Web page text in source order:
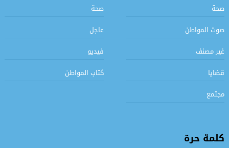
صحة
صحة
صوت المواطن
عاجل
غير مصنف
فيديو
قضايا
كتاب المواطن
مجتمع
كلمة حرة